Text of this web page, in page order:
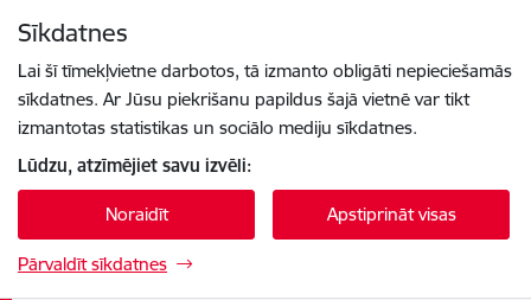
Sīkdatnes
Lai šī tīmekļvietne darbotos, tā izmanto obligāti nepieciešamās
sīkdatnes. Ar Jūsu piekrišanu papildus šajā vietnē var tikt
izmantotas statistikas un sociālo mediju sīkdatnes.
Lūdzu, atzīmējiet savu izvēli:
Noraidīt Apstiprināt visas
Pārvaldīt sīkdatnes